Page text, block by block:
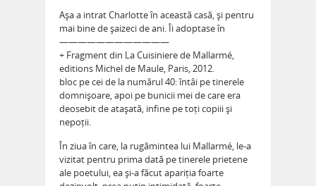
Așa a intrat Charlotte în această casă, și pentru
mai bine de șaizeci de ani. Îi adoptase în
————————————
+ Fragment din La Cuisiniere de Mallarmé,
editions Michel de Maule, Paris, 2012.
bloc pe cei de la numărul 40: întâi pe tinerele
domnișoare, apoi pe bunicii mei de care era
deosebit de atașată, infine pe toți copiii și
nepoții.
În ziua în care, la rugămintea lui Mallarmé, le-a
vizitat pentru prima dată pe tinerele prietene
ale poetului, ea și-a făcut apariția foarte